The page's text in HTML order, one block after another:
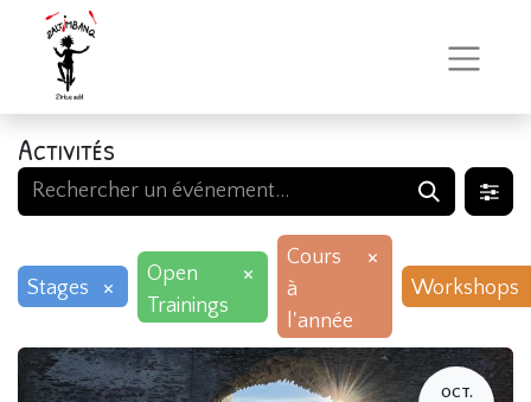
Activités
Stages ×
Open
Trainings
×
Cours
à
l'année
×
Workshops
OCT.